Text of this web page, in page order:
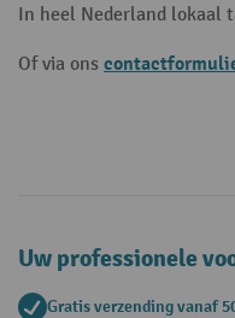
In heel Nederland lokaal
Of via ons
Uw professionele
Gratis verzending vanaf